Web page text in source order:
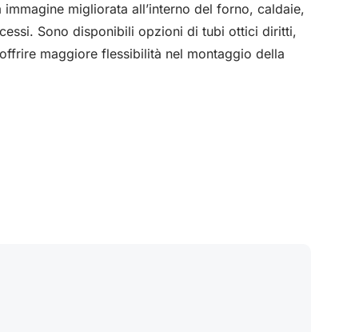
migliorata all’interno del forno, caldaie,
Sono disponibili opzioni di tubi ottici diritti,
maggiore flessibilità nel montaggio della